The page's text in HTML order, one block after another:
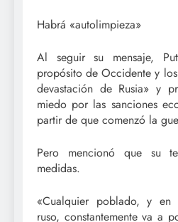
Habrá «autolimpieza»
Al seguir su mensaje,
propósito de Occidente y
devastación de Rusia» y
miedo por las sanciones
partir de que comenzó la
Pero mencionó que su
medidas.
«Cualquier poblado, y
ruso, constantemente va a